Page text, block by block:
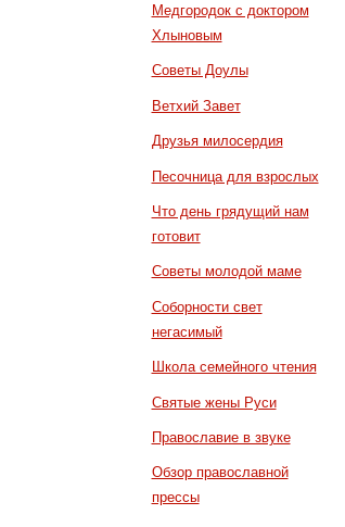
Медгородок с доктором
Хлыновым
Советы Доулы
Ветхий Завет
Друзья милосердия
Песочница для взрослых
Что день грядущий нам
готовит
Советы молодой маме
Соборности свет
негасимый
Школа семейного чтения
Святые жены Руси
Православие в звуке
Обзор православной
прессы